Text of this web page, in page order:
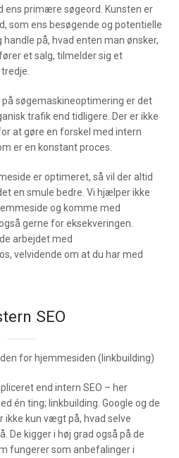
ens primære søgeord. Kunsten er
som ens besøgende og potentielle
på, hvad enten man ønsker,
et salg, tilmelder sig et
søgemaskineoptimering er det
trafik end tidligere. Der er ikke
at gøre en forskel med intern
er en konstant proces.
er optimeret, så vil der altid
en smule bedre. Vi hjælper ikke
og komme med
gerne for eksekveringen.
arbejdet med
velvidende om at du har med
SEO
for hjemmesiden (linkbuilding)
end intern SEO – her
én ting; linkbuilding. Google og de
kun vægt på, hvad selve
De kigger i høj grad også på de
fungerer som anbefalinger i